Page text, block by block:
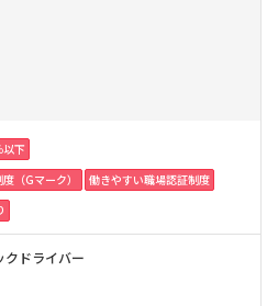
下
（Gマーク）
働きやすい職場認証制度
クドライバー